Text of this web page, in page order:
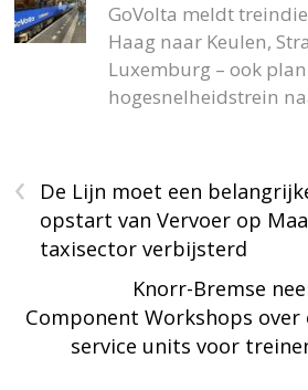
GoVolta meldt
Haag naar Keulen,
Luxemburg – ook
hogesnelheidstrein
‹
De Lijn moet een
opstart van Vervoer op
taxisector verbijsterd
Knorr-Bremse
Component Workshops
service units voor